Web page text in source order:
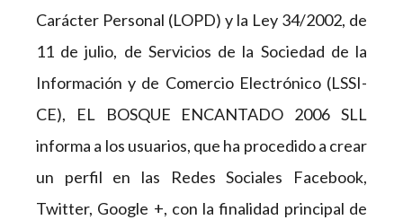
Carácter Personal (LOPD) y la Ley 34/2002, de
11 de julio, de Servicios de la Sociedad de la
Información y de Comercio Electrónico (LSSI-
CE), EL BOSQUE ENCANTADO 2006 SLL
informa a los usuarios, que ha procedido a crear
un perfil en las Redes Sociales Facebook,
Twitter, Google +, con la finalidad principal de